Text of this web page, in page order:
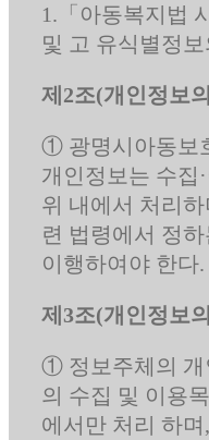
1.「아동복지법
및 고 유식별정
제2조(개인정보
① 광명시아동보
개인정보는 수집
위 내에서 처리
련 법령에서 정
이행하여야 한다.
제3조(개인정보
① 정보주체의 개
의 수집 및 이용
에서만 처리 하